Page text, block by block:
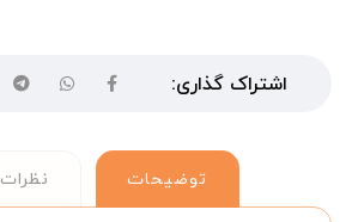
توضیحات نظرات